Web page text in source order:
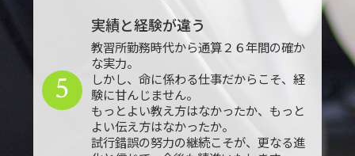
実績と経験が違う
教習所勤務時代から通算２６年間の確か
な実力。
しかし、命に係わる仕事だからこそ、経
験に甘んじません。
もっとよい教え方はなかったか、もっと
よい伝え方はなかったか。
試行錯誤の努力の継続こそが、更なる進
5